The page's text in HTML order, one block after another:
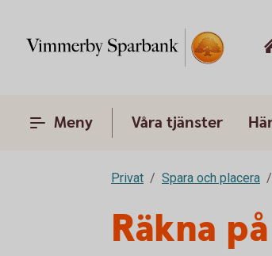
Meny Våra tjänster
Privat Spara och placera
Räkna